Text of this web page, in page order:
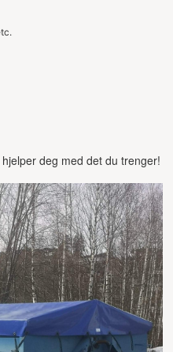
deg med det du trenger!